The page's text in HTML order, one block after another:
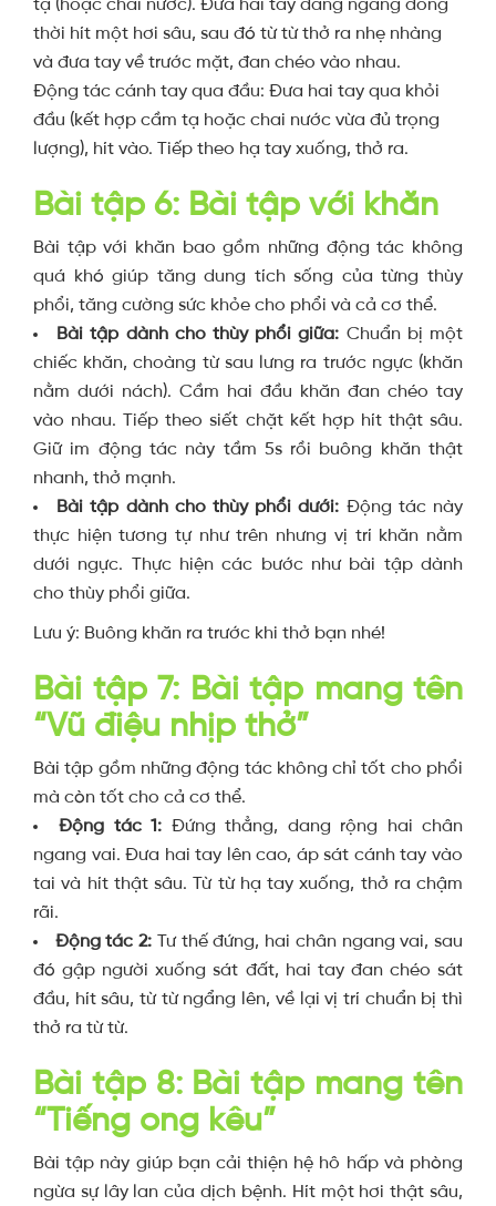
thời hít một hơi sâu, sau đó từ từ thở ra nhẹ nhàng
và đưa tay về trước mặt, đan chéo vào nhau.
Động tác cánh tay qua đầu: Đưa hai tay qua khỏi
đầu (kết hợp cầm tạ hoặc chai nước vừa đủ trọng
lượng), hít vào. Tiếp theo hạ tay xuống, thở ra.
Bài tập 6: Bài tập với khăn
Bài tập với khăn bao gồm những động tác không
quá khó giúp tăng dung tích sống của từng thùy
phổi, tăng cường sức khỏe cho phổi và cả cơ thể.
Bài tập dành cho thùy phổi giữa: Chuẩn bị một
chiếc khăn, choàng từ sau lưng ra trước ngực (khăn
nằm dưới nách). Cầm hai đầu khăn đan chéo tay
vào nhau. Tiếp theo siết chặt kết hợp hít thật sâu.
Giữ im động tác này tầm 5s rồi buông khăn thật
nhanh, thở mạnh.
Bài tập dành cho thùy phổi dưới: Động tác này
thực hiện tương tự như trên nhưng vị trí khăn nằm
dưới ngực. Thực hiện các bước như bài tập dành
cho thùy phổi giữa.
Lưu ý: Buông khăn ra trước khi thở bạn nhé!
Bài tập 7: Bài tập mang tên
“Vũ điệu nhịp thở”
Bài tập gồm những động tác không chỉ tốt cho phổi
mà còn tốt cho cả cơ thể.
Động tác 1: Đứng thẳng, dang rộng hai chân
ngang vai. Đưa hai tay lên cao, áp sát cánh tay vào
tai và hít thật sâu. Từ từ hạ tay xuống, thở ra chậm
rãi.
Động tác 2: Tư thế đứng, hai chân ngang vai, sau
đó gập người xuống sát đất, hai tay đan chéo sát
đầu, hít sâu, từ từ ngẩng lên, về lại vị trí chuẩn bị thì
thở ra từ từ.
Bài tập 8: Bài tập mang tên
“Tiếng ong kêu”
Bài tập này giúp bạn cải thiện hệ hô hấp và phòng
ngừa sự lây lan của dịch bệnh. Hít một hơi thật sâu,